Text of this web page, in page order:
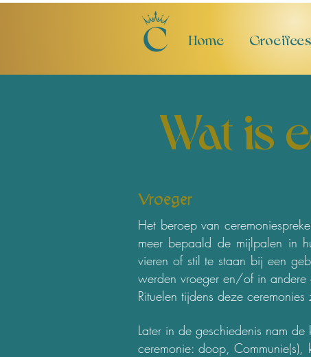
Home
Wat is
Vroeger
Het beroep van
meer bepaald de mijlpalen in
vieren of stil te staan bij een
werden vroeger en/of in andere
Rituelen tijdens deze
Later in de geschiedenis nam
ceremonie: doop,